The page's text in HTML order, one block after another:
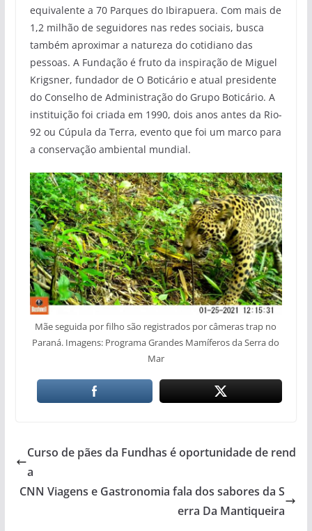
equivalente a 70 Parques do Ibirapuera. Com mais de
1,2 milhão de seguidores nas redes sociais, busca
também aproximar a natureza do cotidiano das
pessoas. A Fundação é fruto da inspiração de Miguel
Krigsner, fundador de O Boticário e atual presidente
do Conselho de Administração do Grupo Boticário. A
instituição foi criada em 1990, dois anos antes da Rio-
92 ou Cúpula da Terra, evento que foi um marco para
a conservação ambiental mundial.
Mãe seguida por filho são registrados por câmeras trap no
Paraná. Imagens: Programa Grandes Mamíferos da Serra do
Mar
Curso de pães da Fundhas é oportunidade de rend
a
CNN Viagens e Gastronomia fala dos sabores da S
erra Da Mantiqueira